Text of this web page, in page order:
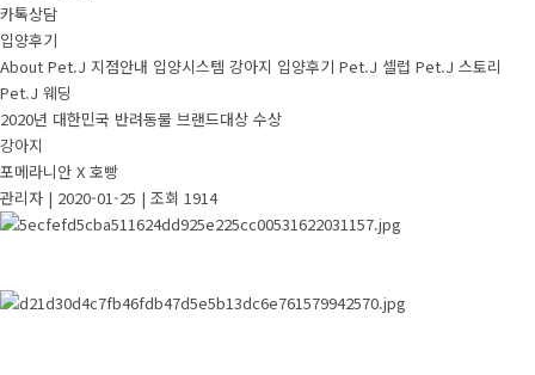
카톡상담
입양후기
About Pet.J 지점안내 입양시스템 강아지 입양후기 Pet.J 셀럽 Pet.J 스토리
Pet.J 웨딩
2020년 대한민국 반려동물 브랜드대상 수상
강아지
포메라니안 X 호빵
관리자 | 2020-01-25 | 조회 1914